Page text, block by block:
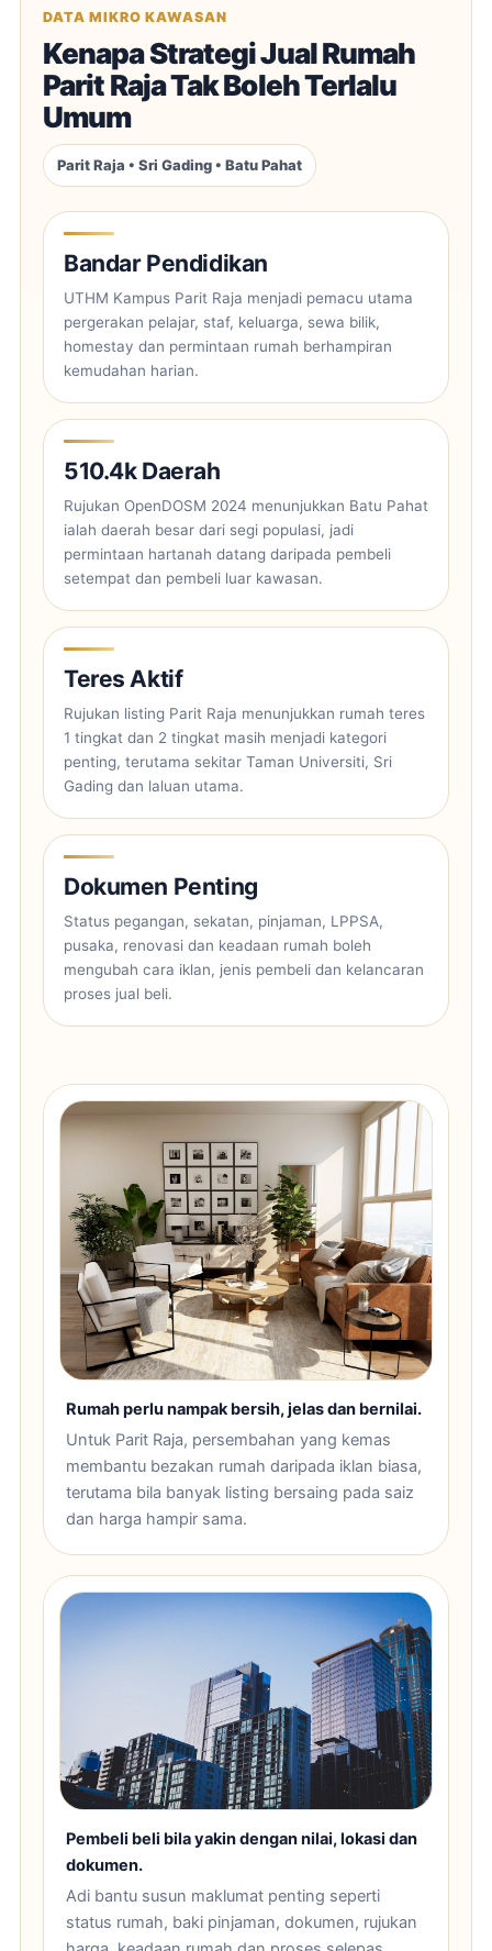
DATA MIKRO KAWASAN
Kenapa Strategi Jual Rumah
Parit Raja Tak Boleh Terlalu
Umum
Parit Raja • Sri Gading • Batu Pahat
Bandar Pendidikan
UTHM Kampus Parit Raja menjadi pemacu utama
pergerakan pelajar, staf, keluarga, sewa bilik,
homestay dan permintaan rumah berhampiran
kemudahan harian.
510.4k Daerah
Rujukan OpenDOSM 2024 menunjukkan Batu Pahat
ialah daerah besar dari segi populasi, jadi
permintaan hartanah datang daripada pembeli
setempat dan pembeli luar kawasan.
Teres Aktif
Rujukan listing Parit Raja menunjukkan rumah teres
1 tingkat dan 2 tingkat masih menjadi kategori
penting, terutama sekitar Taman Universiti, Sri
Gading dan laluan utama.
Dokumen Penting
Status pegangan, sekatan, pinjaman, LPPSA,
pusaka, renovasi dan keadaan rumah boleh
mengubah cara iklan, jenis pembeli dan kelancaran
proses jual beli.
Rumah perlu nampak bersih, jelas dan bernilai.
Untuk Parit Raja, persembahan yang kemas
membantu bezakan rumah daripada iklan biasa,
terutama bila banyak listing bersaing pada saiz
dan harga hampir sama.
Pembeli beli bila yakin dengan nilai, lokasi dan
dokumen.
Adi bantu susun maklumat penting seperti
status rumah, baki pinjaman, dokumen, rujukan